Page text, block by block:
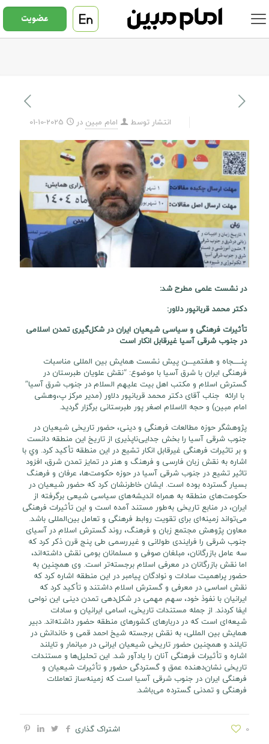
عضویت
انتشار توسط امام مبین در 2025-10-01
در نشست علمی مطرح شد:
دکتر محمد قربانپور دلاور:
تأثیرات فرهنگی و سیاسی شیعیان ایران در شکل‌گیری تمدن اسلامی
در جنوب شرقی آسیا غیرقابل انکار است
پنــــجاه و هفتمیـــن پیش نشست همایش بین المللی مناسبات
فرهنگی ایران با شرق آسیا با موضوع: “نقش علویان طبرستان در
گسترش اسلام و مکتب اهل بیت علیهم السلام در جنوب شرق آسیا”
با ارائه جناب آقای دکتر محمد قربانپور دلاور (مدیر مرکز پ،وهشی
امام مبین) و حجه الاسلام اصغر پور طبرستانی برگزار گردید.
پژوهشگر حوزه مطالعات فرهنگی و دینی، حضور تاریخی شیعیان در
جنوب شرقی آسیا را بخش جدایی‌ناپذیری از تاریخ این منطقه دانست
و بر تاثیرات فرهنگی غیرقابل انکار تشیع در این منطقه تأکید کرد. وي با
اشاره به نقش زبان فارسی و فرهنگ و هنر در تمایز تمدن شرق، افزود
تاثیر تشیع در جنوب شرقی آسیا در حوزه حکومت‌ها، عرفان و فرهنگ
بسیار گسترده بوده است. ایشان خاطرنشان کرد که حضور شیعیان در
حکومت‌های منطقه به همراه اندیشه‌های سیاسی شیعی برگرفته از
ایران، در منابع تاریخی به‌طور مستند آمده است و این تأثیرات فرهنگی
می‌تواند زمینه‌ای برای تقویت روابط فرهنگی و تعامل بین‌المللی باشد.
معاون پژوهش مجتمع زبان و فرهنگ، روند گسترش اسلام در آسیای
جنوب شرقی را فرایندی طولانی و غیررسمی طی پنج قرن ذکر کرد که
سه عامل بازرگانان، مبلغان صوفی و مسلمانان بومی نقش داشته‌اند،
اما نقش بازرگانان در معرفی اسلام برجسته‌تر است. وی همچنین به
حضور پراهمیت سادات و نوادگان پیامبر در این منطقه اشاره کرد که
نقش اساسی در معرفی و گسترش اسلام داشتند و تأکید کرد که
ایرانیان با نفوذ خود، سهم مهمی در شکل‌دهی تمدن دینی این نواحی
ایفا کردند. از جمله مستندات تاریخی، اسامی ایرانیان و سادات
شیعه‌ای است که در دربارهای کشورهای منطقه حضور داشته‌اند. دبیر
همایش بین المللی، به نقش برجسته شیخ احمد قمی و خاندانش در
تایلند و همچنین حضور تاریخی شیعیان ایرانی در میانمار و تایلند
اشاره و تأثیرات فرهنگی آنان را یادآور شد. این تحلیل‌ها و مستندات
تاریخی نشان‌دهنده عمق و گستردگی حضور و تأثیرات شیعیان و
فرهنگی ایران در جنوب شرقی آسیا است که زمینه‌ساز تعاملات
فرهنگی و تمدنی گسترده می‌باشد.
اشتراک گذاری 0